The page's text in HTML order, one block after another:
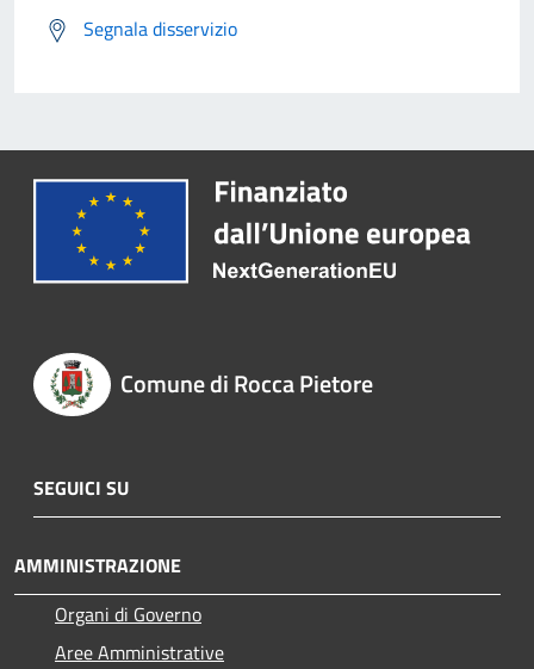
Segnala disservizio
Comune di Rocca Pietore
SEGUICI SU
AMMINISTRAZIONE
Organi di Governo
Aree Amministrative